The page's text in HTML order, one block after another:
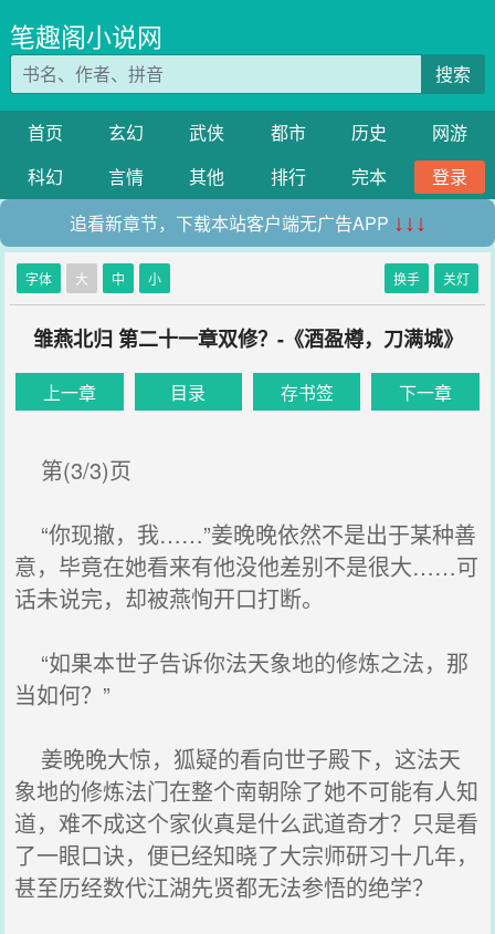
笔趣阁小说网
搜索
首页 玄幻 武侠 都市 历史
网游
科幻
言情 其他 排行 完本
登录
追看新章节，下载本站客户端无广告APP ↓↓↓
字体 大 中 小 换手 关灯
雏燕北归 第二十一章双修？-《酒盈樽，刀满城》
上一章 目录 存书签 下一章
第(3/3)页
“你现撤，我……”姜晚晚依然不是出于某种善
意，毕竟在她看来有他没他差别不是很大……可
话未说完，却被燕恂开口打断。
“如果本世子告诉你法天象地的修炼之法，那
当如何？”
姜晚晚大惊，狐疑的看向世子殿下，这法天
象地的修炼法门在整个南朝除了她不可能有人知
道，难不成这个家伙真是什么武道奇才？只是看
了一眼口诀，便已经知晓了大宗师研习十几年，
甚至历经数代江湖先贤都无法参悟的绝学？